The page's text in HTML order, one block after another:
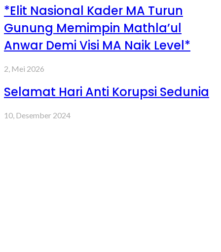
*Elit Nasional Kader MA Turun
Gunung Memimpin Mathla’ul
Anwar Demi Visi MA Naik Level*
2, Mei 2026
Selamat Hari Anti Korupsi Sedunia
10, Desember 2024